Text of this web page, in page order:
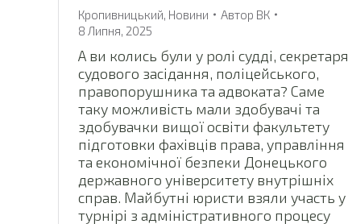
Кропивницький, Новини Автор ВК
8 Липня, 2025
А ви колись були у ролі судді, секретаря
судового засідання, поліцейського,
правопорушника та адвоката? Саме
таку можливість мали здобувачі та
здобувачки вищої освіти факультету
підготовки фахівців права, управління
та економічної безпеки Донецького
державного університету внутрішніх
справ. Майбутні юристи взяли участь у
турнірі з адміністративного процесу